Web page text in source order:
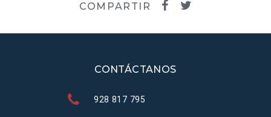
COMPARTIR
CONTÁCTANOS
928 817 795